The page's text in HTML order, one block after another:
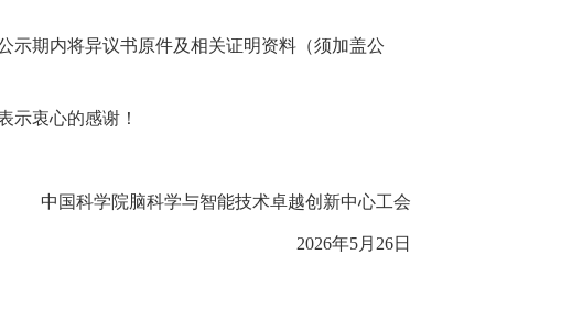
示期内将异议书原件及相关证明资料（须加盖公
示衷心的感谢！
中国科学院脑科学与智能技术卓越创新中心工会
2026年5月26日